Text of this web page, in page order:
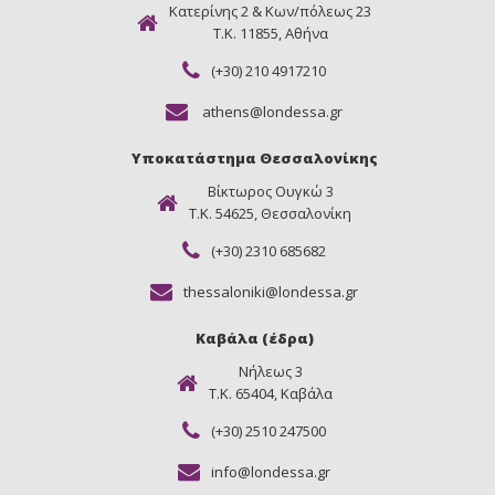
Κατερίνης 2 & Κων/πόλεως 23
Τ.Κ. 11855, Αθήνα
(+30) 210 4917210
athens@londessa.gr
Υποκατάστημα Θεσσαλονίκης
Βίκτωρος Ουγκώ 3
Τ.Κ. 54625, Θεσσαλονίκη
(+30) 2310 685682
thessaloniki@londessa.gr
Καβάλα (έδρα)
Νήλεως 3
Τ.Κ. 65404, Καβάλα
(+30) 2510 247500
info@londessa.gr